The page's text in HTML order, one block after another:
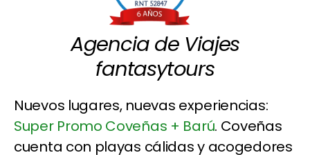
Agencia de Viajes
fantasytours
Nuevos lugares, nuevas experiencias:
Super Promo Coveñas + Barú. Coveñas
cuenta con playas cálidas y acogedores